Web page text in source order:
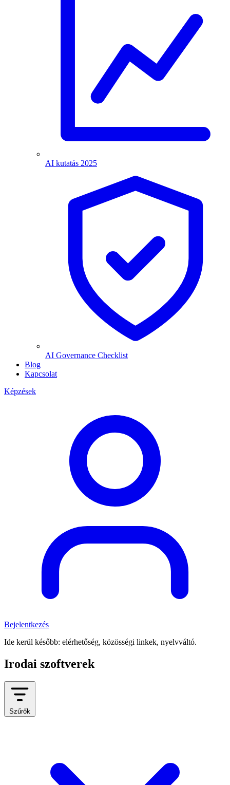
AI kutatás 2025
AI Governance Checklist
Blog
Kapcsolat
Képzések
Bejelentkezés
Ide kerül később: elérhetőség, közösségi linkek, nyelvváltó.
Irodai szoftverek
Szűrők